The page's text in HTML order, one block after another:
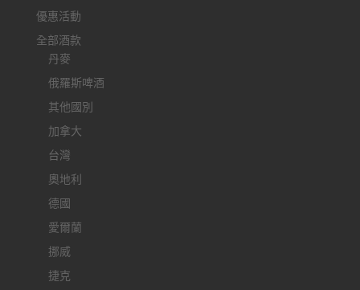
優惠活動
全部酒款
丹麥
俄羅斯啤酒
其他國別
加拿大
台灣
奧地利
德國
愛爾蘭
挪威
捷克